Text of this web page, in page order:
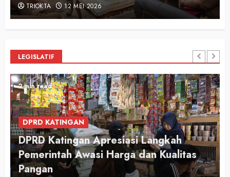
TRIOKTA 12 MEI 2026
LEGISLATIF
2 min read
DPRD KATINGAN
DPRD Katingan Apresiasi Langkah
Pemerintah Awasi Harga dan Kualitas
Pangan